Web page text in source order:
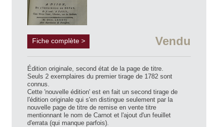
Fiche complète > Vendu
Édition originale, second état de la page de titre.
Seuls 2 exemplaires du premier tirage de 1782 sont
connus.
Cette 'nouvelle édition' est en fait un second tirage de
l'édition originale qui s'en distingue seulement par la
nouvelle page de titre de remise en vente titre
mentionnant le nom de Carnot et l'ajout d'un feuillet
d'errata (qui manque parfois).